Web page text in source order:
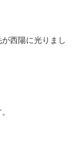
西陽に光りまし